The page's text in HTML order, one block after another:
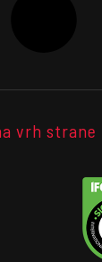
vrh strane